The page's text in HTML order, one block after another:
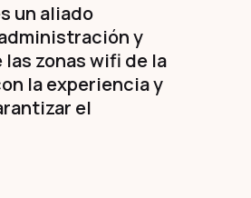
un aliado
y
zonas wifi de la
la experiencia y
el